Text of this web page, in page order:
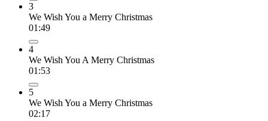
3
We Wish You a Merry Christmas
01:49
4
We Wish You A Merry Christmas
01:53
5
We Wish You a Merry Christmas
02:17